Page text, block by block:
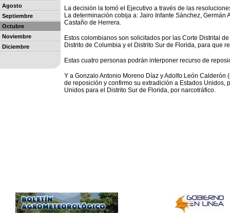
Agosto
Septiembre
Octubre
Noviembre
Diciembre
La decisión la tomó el Ejecutivo a través de las
La determinación cobija a: Jairo Infante Sánchez,
Castaño de Herrera.
Estos colombianos son solicitados por las Corte Distrital
Distrito de Columbia y el Distrito Sur de Florida, para que
Estas cuatro personas podrán interponer recurso de
Y a Gonzalo Antonio Moreno Díaz y Adolfo León
de reposición y confirmo su extradición a Estados
Unidos para el Distrito Sur de Florida, por narcotráfico.